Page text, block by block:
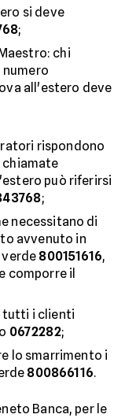
si deve
;
chi
all'estero deve
rispondono
chiamate
può riferirsi
;
necessitano di
avvenuto in
800151616,
comporre il
tutti i clienti
0672282;
lo smarrimento i
800866116.
Banca, per le